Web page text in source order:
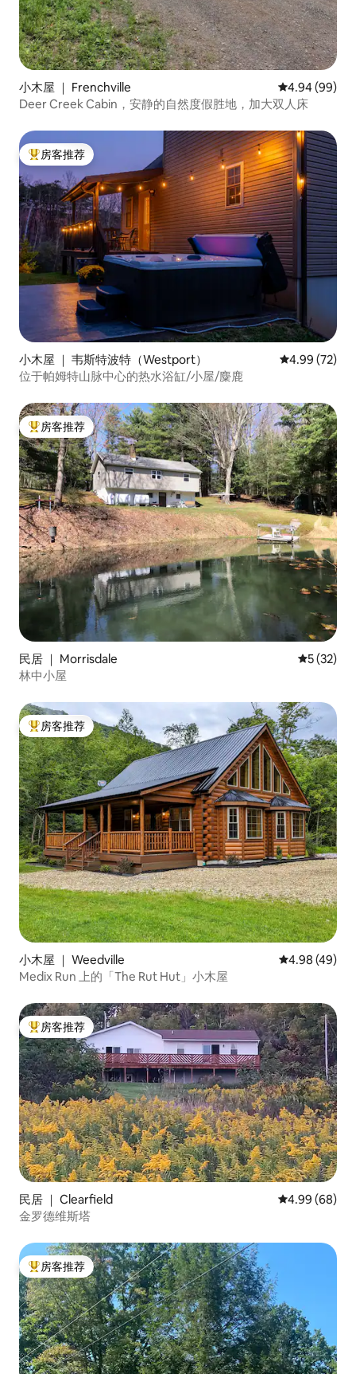
小木屋 ｜ Frenchville 平均评分 4.94
4.94 (99)
Deer Creek Cabin，安静的自然度假胜地，加大双人床
热门「房客推荐」
房客推荐
小木屋 ｜ 韦斯特波特（Westport） 平均评分
4.99 (72)
位于帕姆特山脉中心的热水浴缸/小屋/麋鹿
热门「房客推荐」
房客推荐
民居 ｜ Morrisdale 平均评分
5 (32)
林中小屋
热门「房客推荐」
房客推荐
小木屋 ｜ Weedville 平均评分
4.98 (49)
Medix Run 上的「The Rut Hut」小木屋
热门「房客推荐」
房客推荐
民居 ｜ Clearfield 平均评分 4.99
4.99 (68)
金罗德维斯塔
热门「房客推荐」
房客推荐